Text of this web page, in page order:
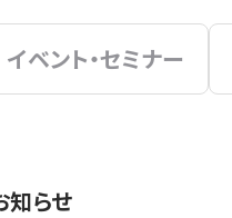
イベント・セミナー
らせ